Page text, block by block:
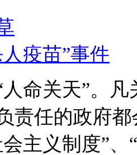
疫苗”事件
命关天”。
责任的政府
主义制度”